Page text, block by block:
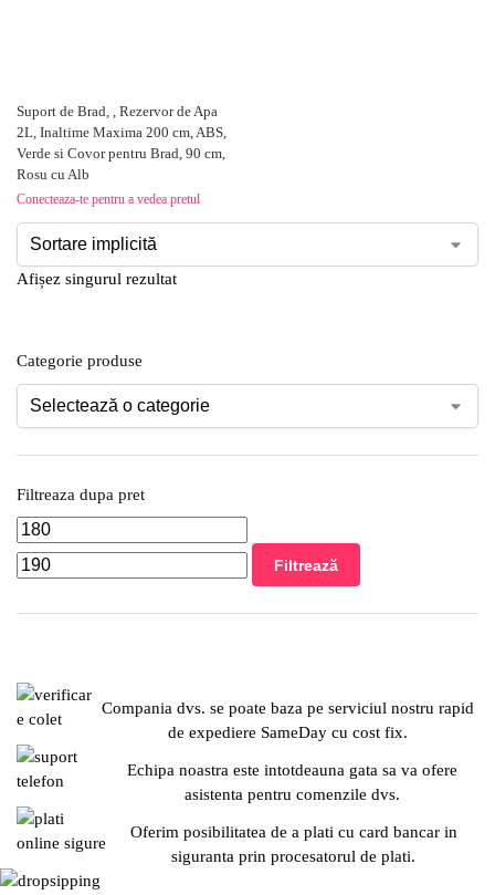
Suport de Brad, , Rezervor de Apa
2L, Inaltime Maxima 200 cm, ABS,
Verde si Covor pentru Brad, 90 cm,
Rosu cu Alb
Conecteaza-te pentru a vedea pretul
Afișez singurul rezultat
Categorie produse
Filtreaza dupa pret
Filtrează
Compania dvs. se poate baza pe serviciul nostru rapid
de expediere SameDay cu cost fix.
Echipa noastra este intotdeauna gata sa va ofere
asistenta pentru comenzile dvs.
Oferim posibilitatea de a plati cu card bancar in
siguranta prin procesatorul de plati.